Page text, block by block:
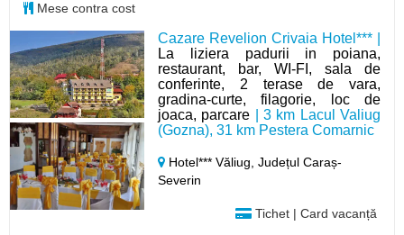
Cazare Revelion Crivaia Hotel*** |
La liziera padurii in poiana,
restaurant, bar, WI-FI, sala de
conferinte, 2 terase de vara,
gradina-curte, filagorie, loc de
joaca, parcare | 3 km Lacul Valiug
(Gozna), 31 km Pestera Comarnic
Hotel*** Văliug,Județul Caraș-
Severin
Tichet | Card vacanță
Mese contra cost